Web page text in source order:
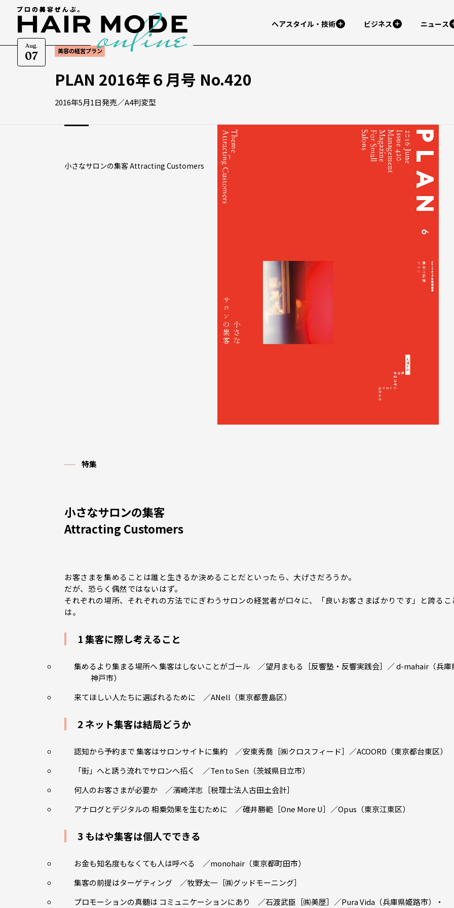
Aug.
07
ヘアスタイル・技術 ビジネス ニュース
美容の経営プラン
PLAN 2016年６月号 No.420
2016年5月1日発売／A4判変型
小さなサロンの集客 Attracting Customers
特集
小さなサロンの集客
Attracting Customers
お客さまを集めることは誰と生きるか決めることだといったら、大げさだろうか。
だが、恐らく偶然ではないはず。
それぞれの場所、それぞれの方法でにぎわうサロンの経営者が口々に、「良いお客さまばかりです」と誇るこ
は。
1 集客に際し考えること
集めるより集まる場所へ 集客はしないことがゴール ／望月まもる［反響塾・反響実践会］／ d-mahair（兵庫
神戸市）
来てほしい人たちに選ばれるために ／ANell（東京都豊島区）
2 ネット集客は結局どうか
認知から予約まで 集客はサロンサイトに集約 ／安東秀喬［㈱クロスフィード］／ACOORD（東京都台東区）
「街」へと誘う流れでサロンへ招く ／Ten to Sen（茨城県日立市）
何人のお客さまが必要か ／濱崎洋志［税理士法人古田土会計］
アナログとデジタルの 相乗効果を生むために ／碓井勝範［One More U］／Opus（東京江東区）
3 もはや集客は個人でできる
お金も知名度もなくても人は呼べる ／monohair（東京都町田市）
集客の前提はターゲティング ／牧野太一［㈱グッドモーニング］
プロモーションの真髄は コミュニケーションにあり ／石渡武臣［㈱美歴］／Pura Vida（兵庫県姫路市）・